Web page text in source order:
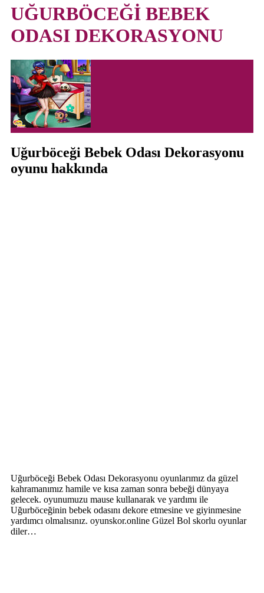
UĞURBÖCEĞİ BEBEK
ODASI DEKORASYONU
Uğurböceği Bebek Odası Dekorasyonu
oyunu hakkında
Uğurböceği Bebek Odası Dekorasyonu oyunlarımız da güzel
kahramanımız hamile ve kısa zaman sonra bebeği dünyaya
gelecek. oyunumuzu mause kullanarak ve yardımı ile
Uğurböceğinin bebek odasını dekore etmesine ve giyinmesine
yardımcı olmalısınız. oyunskor.online Güzel Bol skorlu oyunlar
diler…